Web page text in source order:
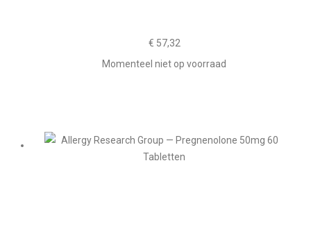
€ 57,32
Momenteel niet op voorraad